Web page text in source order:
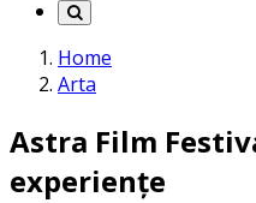
Home
Arta
Astra Film
experienţe